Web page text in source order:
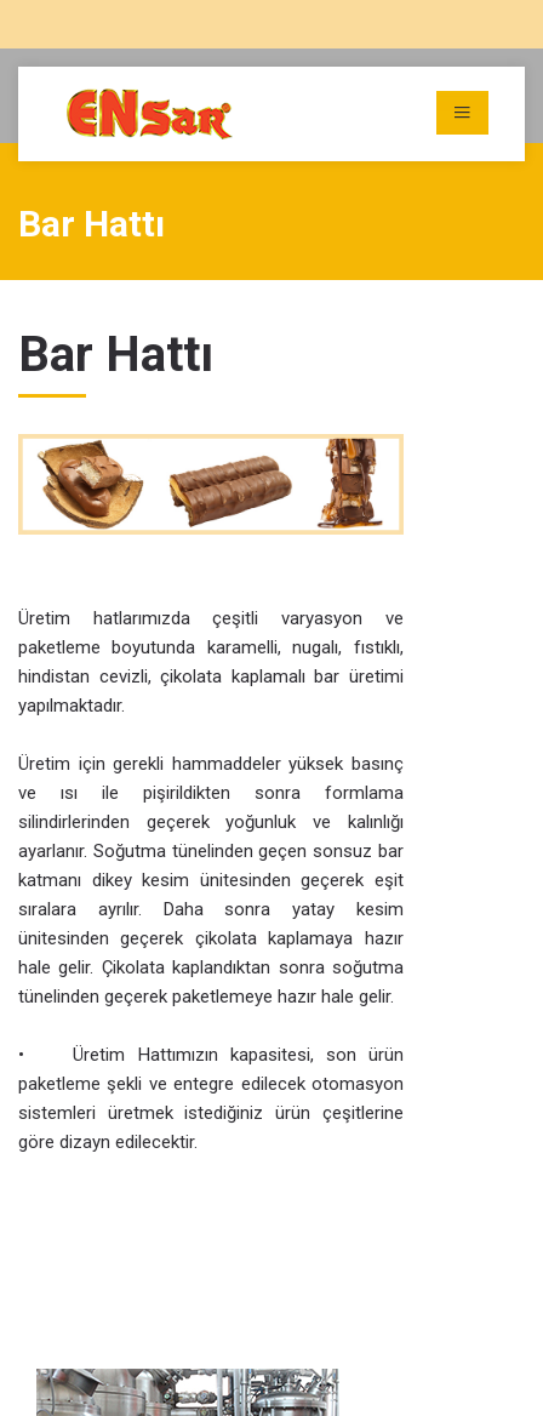
Bar Hattı
Bar Hattı
Üretim hatlarımızda çeşitli varyasyon ve
paketleme boyutunda karamelli, nugalı, fıstıklı,
hindistan cevizli, çikolata kaplamalı bar üretimi
yapılmaktadır.
Üretim için gerekli hammaddeler yüksek basınç
ve ısı ile pişirildikten sonra formlama
silindirlerinden geçerek yoğunluk ve kalınlığı
ayarlanır. Soğutma tünelinden geçen sonsuz bar
katmanı dikey kesim ünitesinden geçerek eşit
sıralara ayrılır. Daha sonra yatay kesim
ünitesinden geçerek çikolata kaplamaya hazır
hale gelir. Çikolata kaplandıktan sonra soğutma
tünelinden geçerek paketlemeye hazır hale gelir.
• Üretim Hattımızın kapasitesi, son ürün
paketleme şekli ve entegre edilecek otomasyon
sistemleri üretmek istediğiniz ürün çeşitlerine
göre dizayn edilecektir.